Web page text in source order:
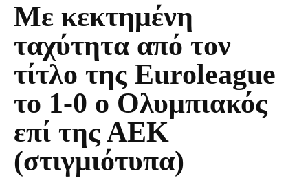
Με κεκτημένη
ταχύτητα από τον
τίτλο της Euroleague
το 1-0 ο Ολυμπιακός
επί της ΑΕΚ
(στιγμιότυπα)